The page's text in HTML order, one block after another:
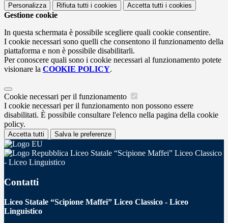
Personalizza Rifiuta tutti i cookies Accetta tutti i cookies
Gestione cookie
In questa schermata è possibile scegliere quali cookie consentire.
I cookie necessari sono quelli che consentono il funzionamento della
piattaforma e non è possibile disabilitarli.
Per conoscere quali sono i cookie necessari al funzionamento potete
visionare la COOKIE POLICY.
Cookie necessari per il funzionamento
I cookie necessari per il funzionamento non possono essere
disabilitati. È possibile consultare l'elenco nella pagina della cookie
policy.
Accetta tutti Salva le preferenze
Liceo Statale “Scipione Maffei” Liceo Classico
- Liceo Linguistico
Contatti
Liceo Statale “Scipione Maffei” Liceo Classico - Liceo
Linguistico